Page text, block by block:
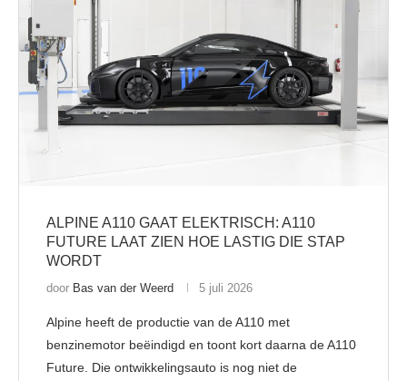
ALPINE A110 GAAT ELEKTRISCH: A110
FUTURE LAAT ZIEN HOE LASTIG DIE STAP
WORDT
door Bas van der Weerd 5 juli 2026
Alpine heeft de productie van de A110 met
benzinemotor beëindigd en toont kort daarna de A110
Future. Die ontwikkelingsauto is nog niet de